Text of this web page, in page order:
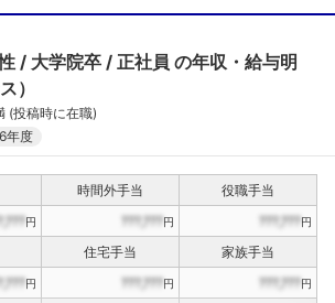
大学院卒 正社員 の年収・給与明
）
(投稿時に在職)
年度
時間外手当
役職手当
円 ???,???円 ???,???円
住宅手当
家族手当
円 ???,???円 ???,???円